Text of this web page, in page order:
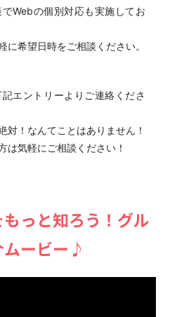
Webの個別対応も実施してお
に希望日時をご相談ください。
エントリーよりご連絡くださ
対！なんてことはありません！
は気軽にご相談ください！
っと知ろう！グル
ムービー♪